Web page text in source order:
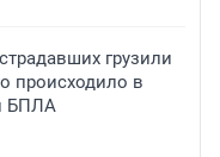
грузили
происходило в
БПЛА